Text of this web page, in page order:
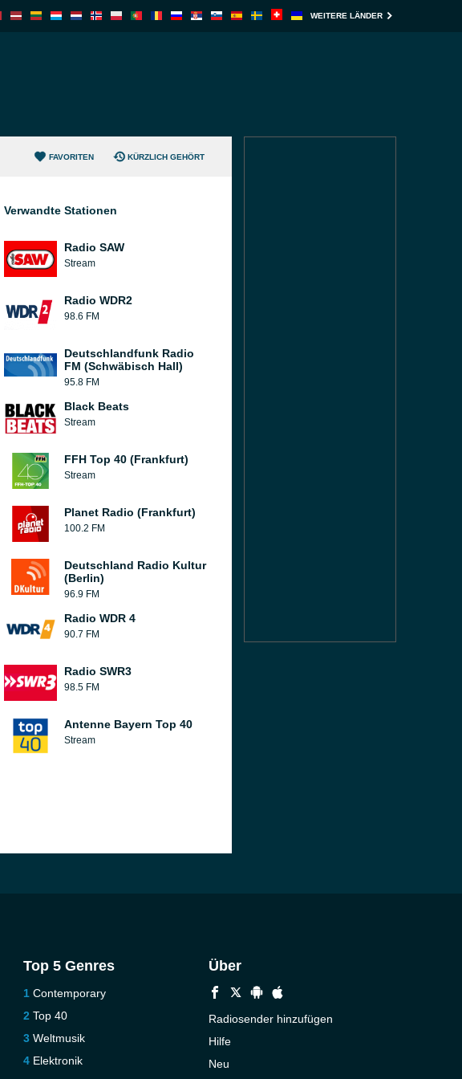
WEITERE LÄNDER
FAVORITEN KÜRZLICH GEHÖRT
Verwandte Stationen
Radio SAW
Stream
Radio WDR2
98.6 FM
Deutschlandfunk Radio
FM (Schwäbisch Hall)
95.8 FM
Black Beats
Stream
FFH Top 40 (Frankfurt)
Stream
Planet Radio (Frankfurt)
100.2 FM
Deutschland Radio Kultur
(Berlin)
96.9 FM
Radio WDR 4
90.7 FM
Radio SWR3
98.5 FM
Antenne Bayern Top 40
Stream
Top 5 Genres
Contemporary
Top 40
Weltmusik
Elektronik
Über
Radiosender hinzufügen
Hilfe
Neu